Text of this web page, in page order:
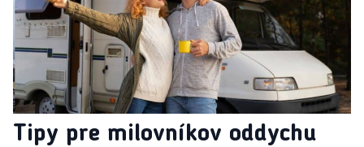
Tipy pre milovníkov oddychu